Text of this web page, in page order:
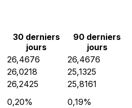
30 derniers
jours
90 derniers
jours
26,4676
26,4676
26,0218
25,1325
26,2425
25,8161
0,20% 0,19%